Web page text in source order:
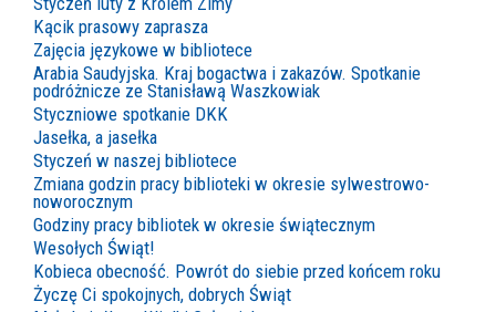
Kącik prasowy zaprasza
Zajęcia językowe w bibliotece
Arabia Saudyjska. Kraj bogactwa i zakazów. Spotkanie
podróżnicze ze Stanisławą Waszkowiak
Styczniowe spotkanie DKK
Jasełka, a jasełka
Styczeń w naszej bibliotece
Zmiana godzin pracy biblioteki w okresie sylwestrowo-
noworocznym
Godziny pracy bibliotek w okresie świątecznym
Wesołych Świąt!
Kobieca obecność. Powrót do siebie przed końcem roku
Życzę Ci spokojnych, dobrych Świąt